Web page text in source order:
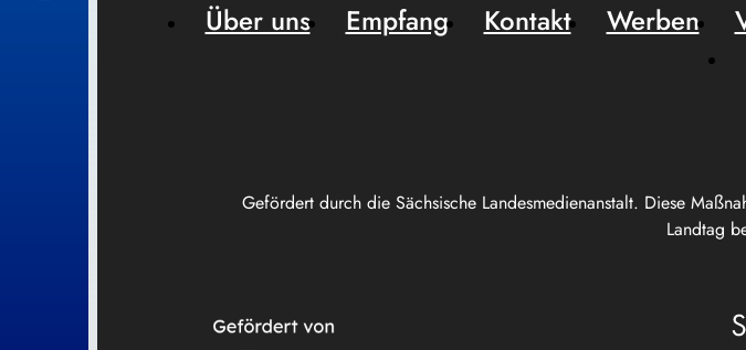
Gefördert durch die Sächsische Landesmedienanstalt. Diese
Landtag
Über uns Empfang Kontakt Werben